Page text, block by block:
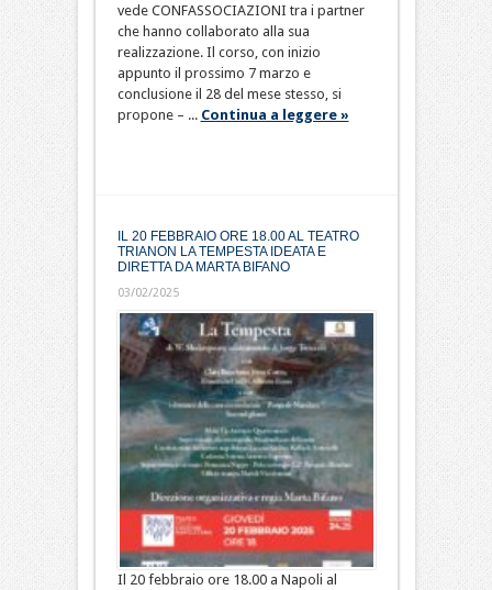
vede CONFASSOCIAZIONI tra i partner
che hanno collaborato alla sua
realizzazione. Il corso, con inizio
appunto il prossimo 7 marzo e
conclusione il 28 del mese stesso, si
propone – ... Continua a leggere »
IL 20 FEBBRAIO ORE 18.00 AL TEATRO
TRIANON LA TEMPESTA IDEATA E
DIRETTA DA MARTA BIFANO
03/02/2025
Il 20 febbraio ore 18.00 a Napoli al